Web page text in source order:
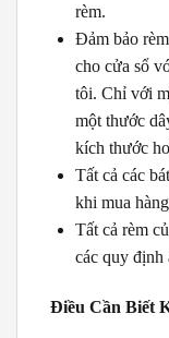
rèm.
Đảm bảo
cho cửa sổ
tôi. Chỉ với
một thước
kích thước
Tất cả các
khi mua hàng
Tất cả rèm
các quy định
Điều Cần Biết